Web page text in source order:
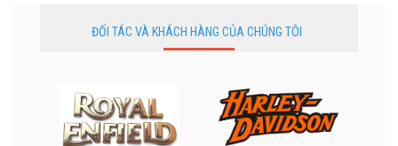
ĐỐI TÁC VÀ KHÁCH HÀNG CỦA CHÚNG TÔI